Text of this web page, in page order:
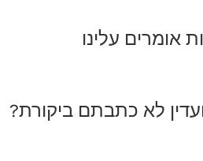
אומרים עלינו
לא כתבתם ביקורת?